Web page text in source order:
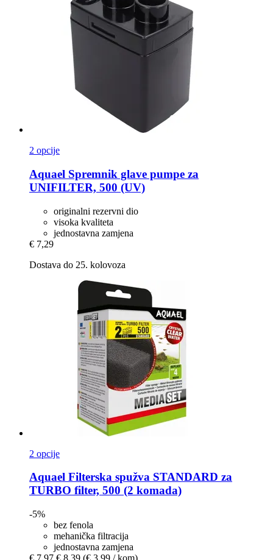
2 opcije
Aquael Spremnik glave pumpe za
UNIFILTER, 500 (UV)
originalni rezervni dio
visoka kvaliteta
jednostavna zamjena
€ 7,29
Dostava do 25. kolovoza
2 opcije
Aquael Filterska spužva STANDARD za
TURBO filter, 500 (2 komada)
-5%
bez fenola
mehanička filtracija
jednostavna zamjena
€ 7,97 € 8,39 (€ 3,99 / kom)